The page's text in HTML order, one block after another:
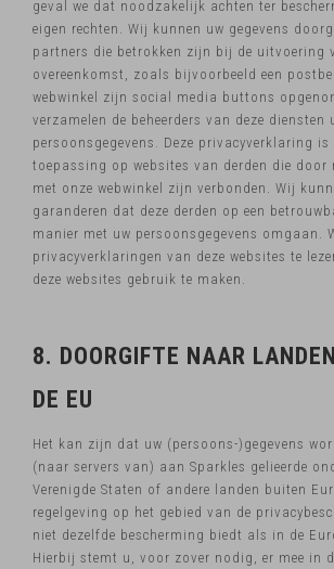
geval we dat noodzakelijk achten ter
eigen rechten. Wij kunnen uw gegevens
partners die betrokken zijn bij de uitvoering
overeenkomst, zoals bijvoorbeeld een
webwinkel zijn social media buttons
verzamelen de beheerders van deze diensten
persoonsgegevens. Deze privacyverklaring is
toepassing op websites van derden die
met onze webwinkel zijn verbonden. Wij
garanderen dat deze derden op een
manier met uw persoonsgegevens omgaan.
privacyverklaringen van deze websites te
deze websites gebruik te maken.
8. DOORGIFTE NAAR
DE EU
Het kan zijn dat uw (persoons-)gegevens
(naar servers van) aan Sparkles gelieerde
Verenigde Staten of andere landen buiten
regelgeving op het gebied van de
niet dezelfde bescherming biedt als in de
Hierbij stemt u, voor zover nodig, er mee in